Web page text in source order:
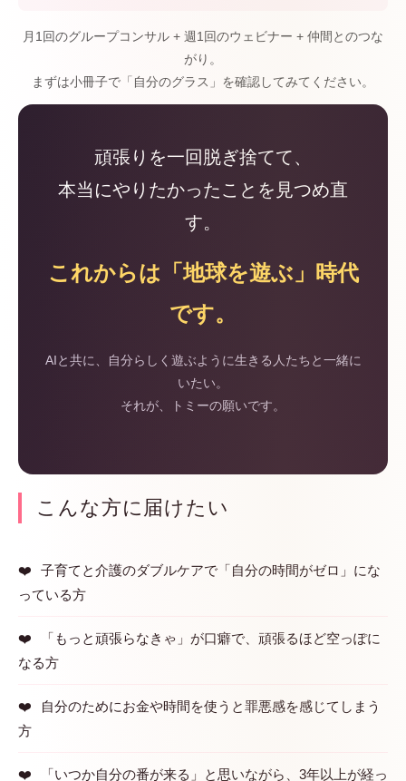
月1回のグループコンサル + 週1回のウェビナー + 仲間とのつな
がり。
まずは小冊子で「自分のグラス」を確認してみてください。
頑張りを一回脱ぎ捨てて、
本当にやりたかったことを見つめ直
す。
これからは「地球を遊ぶ」時代
です。
AIと共に、自分らしく遊ぶように生きる人たちと一緒に
いたい。
それが、トミーの願いです。
こんな方に届けたい
子育てと介護のダブルケアで「自分の時間がゼロ」にな
っている方
「もっと頑張らなきゃ」が口癖で、頑張るほど空っぽに
なる方
自分のためにお金や時間を使うと罪悪感を感じてしまう
方
「いつか自分の番が来る」と思いながら、3年以上が経っ